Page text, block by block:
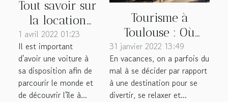
Tout savoir sur
la location
d'une voiture
à l'aéroport de
saint Denis ?
1 avril 2022 01:23
Il est important
d'avoir une voiture à
sa disposition afin de
parcourir le monde et
de découvrir l'île à...
Tourisme à
Toulouse : Où
dormir pour un
séjour merveilleux
?
31 janvier 2022 13:49
En vacances, on a parfois du
mal à se décider par rapport
à une destination pour se
divertir, se relaxer et...